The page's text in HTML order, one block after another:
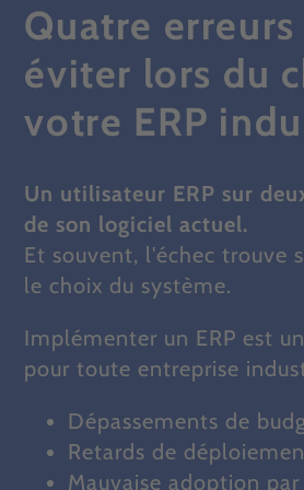
Quatre
éviter lors du
votre ERP
Un utilisateur ERP sur
de son logiciel actuel.
Et souvent, l'échec trouve
le choix du système.
Implémenter un ERP est un
pour toute entreprise
Dépassements de
Retards de
Mauvaise adoption